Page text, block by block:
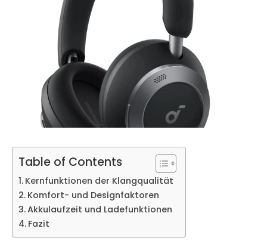
Table of Contents
Kernfunktionen der Klangqualität
Komfort- und Designfaktoren
Akkulaufzeit und Ladefunktionen
Fazit